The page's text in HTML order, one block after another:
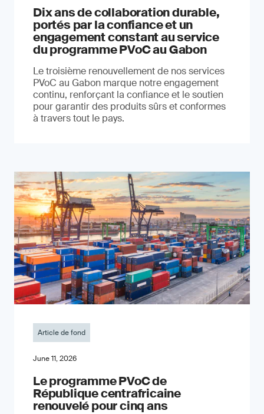
Dix ans de collaboration durable,
portés par la confiance et un
engagement constant au service
du programme PVoC au Gabon
Le troisième renouvellement de nos services
PVoC au Gabon marque notre engagement
continu, renforçant la confiance et le soutien
pour garantir des produits sûrs et conformes
à travers tout le pays.
Article de fond
June 11, 2026
Le programme PVoC de
République centrafricaine
renouvelé pour cinq ans